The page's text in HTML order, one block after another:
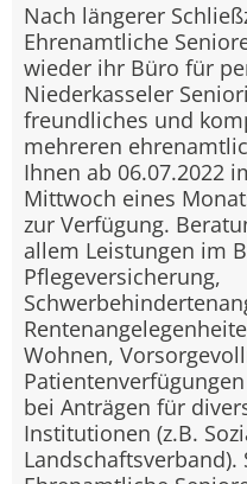
Nach längerer
Ehrenamtliche
wieder ihr Büro für
Niederkasseler
freundliches und
mehreren
Ihnen ab 06.07.2022
Mittwoch eines
zur Verfügung.
allem Leistungen im
Pflegeversicherung,
Wohnen,
bei Anträgen für
Institutionen (z.B.
Landschaftsverband).